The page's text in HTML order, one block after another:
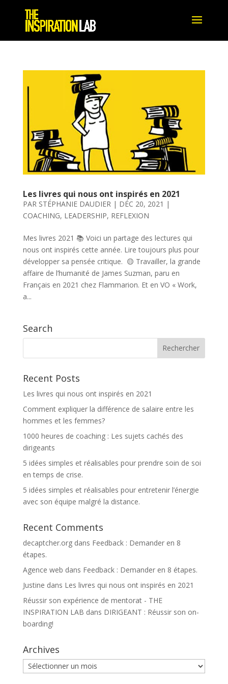
Les livres qui nous ont inspirés en 2021
PAR STÉPHANIE DAUDIER | DÉC 20, 2021 |
COACHING, LEADERSHIP, REFLEXION
Mes livres 2021 📚 Voici un partage des lectures qui
nous ont inspirés cette année. Lire toujours plus pour
développer sa pensée critique. 🟡 Travailler, la grande
affaire de l’humanité de James Suzman, paru en
Français en 2021 chez Flammarion. Et en VO « Work,
a...
Search
Recent Posts
Les livres qui nous ont inspirés en 2021
Comment expliquer la différence de salaire entre les
hommes et les femmes?
1000 heures de coaching : Les sujets cachés des
dirigeants
5 idées simples et réalisables pour prendre soin de soi
en temps de crise.
5 idées simples et réalisables pour entretenir l’énergie
avec son équipe malgré la distance.
Recent Comments
decaptcher.orgdans Feedback : Demander en 8
étapes.
Agence web dans Feedback : Demander en 8 étapes.
Justine dans Les livres qui nous ont inspirés en 2021
Réussir son expérience de mentorat - THE
INSPIRATION LAB dans DIRIGEANT : Réussir son on-
boarding!
Archives
Archives